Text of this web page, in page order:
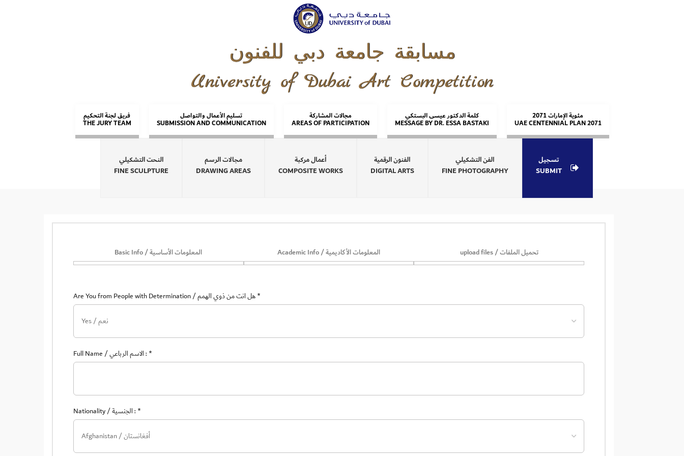
مسابقة جامعة دبي للفنون
University of Dubai Art Competition
فريق لجنة التحكيم
THE JURY TEAM
تسليم الأعمال والتواصل
SUBMISSION AND COMMUNICATION
مجالات المشاركة
AREAS OF PARTICIPATION
كلمة الدكتور عيسى البستكي
MESSAGE BY DR. ESSA BASTAKI
مئوية الإمارات 2071
UAE CENTENNIAL PLAN 2071
النحت التشكيلي
FINE SCULPTURE
مجالات الرسم
DRAWING AREAS
أعمال مركبة
COMPOSITE WORKS
الفنون الرقمية
DIGITAL ARTS
الفن التشكيلي
FINE PHOTOGRAPHY
تسجيل
SUBMIT
submission
Basic Info / المعلومات الأساسية Academic Info / المعلومات الأكاديمية upload files / تحميل الملفات
*
Full Name / الاسم الرباعي : *
Nationality / الجنسية : *